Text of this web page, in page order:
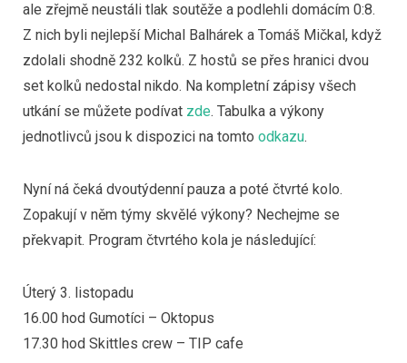
ale zřejmě neustáli tlak soutěže a podlehli domácím 0:8.
Z nich byli nejlepší Michal Balhárek a Tomáš Mičkal, když
zdolali shodně 232 kolků. Z hostů se přes hranici dvou
set kolků nedostal nikdo. Na kompletní zápisy všech
utkání se můžete podívat zde. Tabulka a výkony
jednotlivců jsou k dispozici na tomto odkazu.
Nyní ná čeká dvoutýdenní pauza a poté čtvrté kolo.
Zopakují v něm týmy skvělé výkony? Nechejme se
překvapit. Program čtvrtého kola je následující:
Úterý 3. listopadu
16.00 hod Gumotíci – Oktopus
17.30 hod Skittles crew – TIP cafe